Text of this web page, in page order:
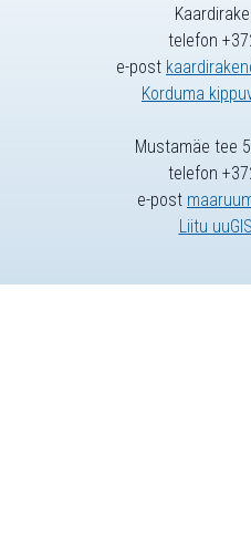
telefon
e-post
Korduma
Mustamäe tee
telefon
e-post
Liitu